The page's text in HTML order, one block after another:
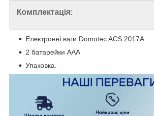
Комплектація:
Електронні ваги Domotec ACS 2017A
2 батарейки ААА
Упаковка.